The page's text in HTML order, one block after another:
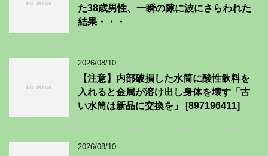
た38歳男性、一瞬の隙に波にさらわれた
結果・・・
2026/08/10
【注意】内部破損した水筒に酸性飲料を
入れると金属が溶け出し身体を壊す「古
い水筒は新品に交換を」 [897196411]
2026/08/10